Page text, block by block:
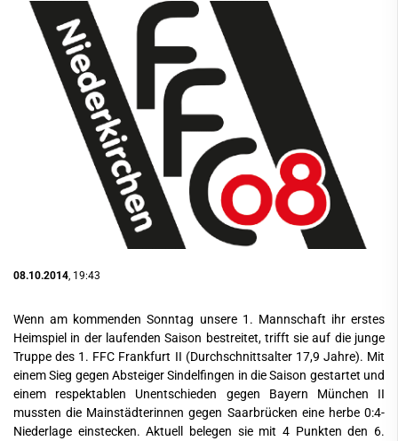
08.10.2014 , 19:43
Wenn am kommenden Sonntag unsere 1. Mannschaft ihr erstes
Heimspiel in der laufenden Saison bestreitet, trifft sie auf die junge
Truppe des 1. FFC Frankfurt II (Durchschnittsalter 17,9 Jahre). Mit
einem Sieg gegen Absteiger Sindelfingen in die Saison gestartet und
einem respektablen Unentschieden gegen Bayern München II
mussten die Mainstädterinnen gegen Saarbrücken eine herbe 0:4-
Niederlage einstecken. Aktuell belegen sie mit 4 Punkten den 6.